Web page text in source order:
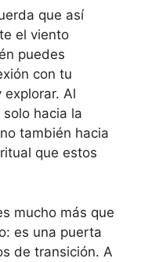
que así
el viento
puedes
con tu
explorar. Al
hacia la
también hacia
que estos
mucho más que
es una puerta
de transición. A